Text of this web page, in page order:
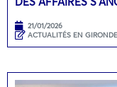
21/01/2026
ACTUALITÉS EN GIRONDE